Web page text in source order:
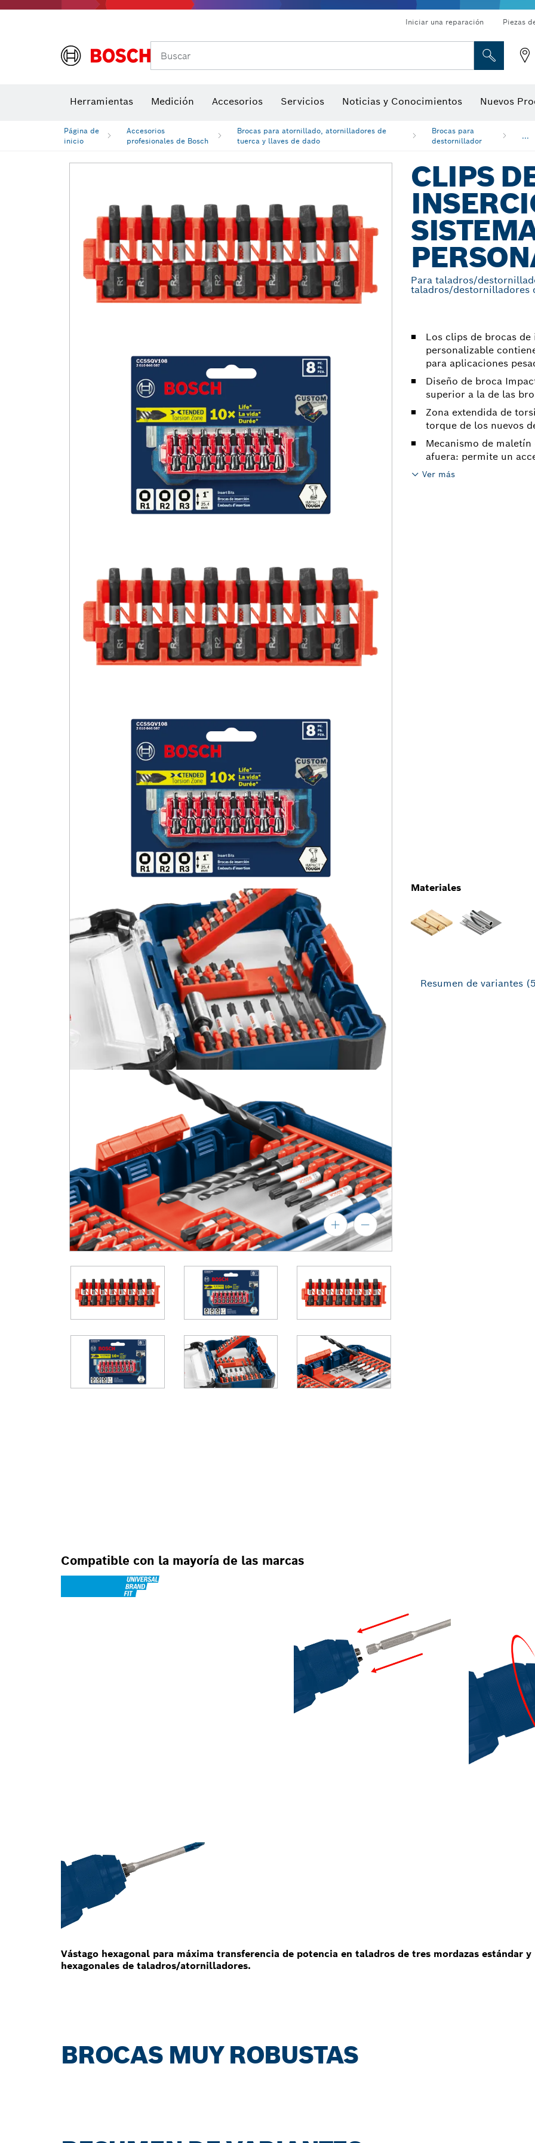
Iniciar una reparación Piezas
Buscar
Herramientas Medición Accesorios Servicios Noticias y Conocimientos Nuevos
Página de
inicio
Accesorios
profesionales de Bosch
Brocas para atornillado, atornilladores de
tuerca y llaves de dado
Brocas para
destornillador
...
CLIPS
Para taladros/
taladros/destornilladores
Los clips de brocas
personalizable
para aplicaciones
Diseño de broca
superior a la de las
Zona extendida de
torque de los nuevos
Mecanismo de
afuera: permite un
Ver más
Materiales
Resumen de variantes
Compatible con la mayoría de las marcas
Vástago hexagonal para máxima transferencia de potencia en taladros de tres mordazas estándar
hexagonales de taladros/atornilladores.
BROCAS MUY ROBUSTAS